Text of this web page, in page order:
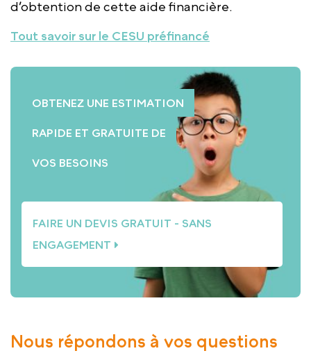
d’obtention de cette aide financière.
Tout savoir sur le CESU préfinancé
OBTENEZ UNE ESTIMATION
RAPIDE ET GRATUITE DE
VOS BESOINS
FAIRE UN DEVIS GRATUIT - SANS
ENGAGEMENT
Nous répondons à vos questions